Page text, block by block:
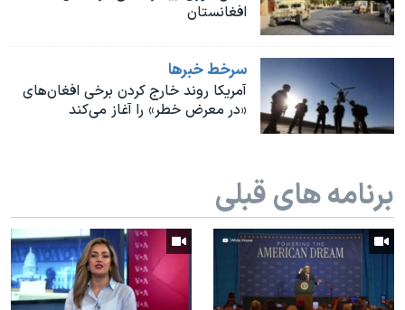
نرگس محمدی برنده جایزه نوبل صلح
همایش محافظه‌کاران آمریکا «سی‌پک»
صفحه‌های ویژه
سفر پرزیدنت ترامپ به چین
افغانستان
سرخط خبرها
آمریکا روند خارج کردن برخی افغان‌های
«در معرض خطر» را آغاز می‌کند
برنامه های قبلی